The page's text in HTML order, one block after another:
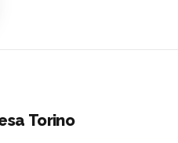
Torino